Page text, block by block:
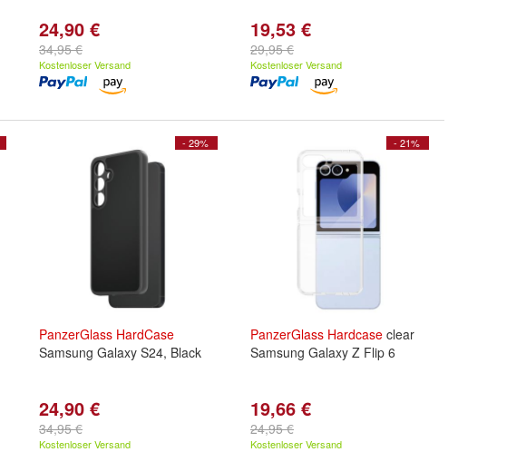
24,90 €
34,95 €
Kostenloser Versand
19,53 €
29,95 €
Kostenloser Versand
- 29%
PanzerGlass HardCase
Samsung Galaxy S24, Black
24,90 €
34,95 €
Kostenloser Versand
- 21%
PanzerGlass Hardcase clear
Samsung Galaxy Z Flip 6
19,66 €
24,95 €
Kostenloser Versand